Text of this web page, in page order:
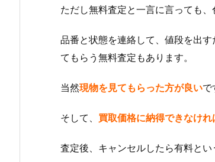
ただし無料査定と一言に言っても、
品番と状態を連絡して、値段を出
てもらう無料査定もあります。
当然現物を見てもらった方が良いで
そして、 買取価格に納得できなけ
査定後、キャンセルしたら有料とい